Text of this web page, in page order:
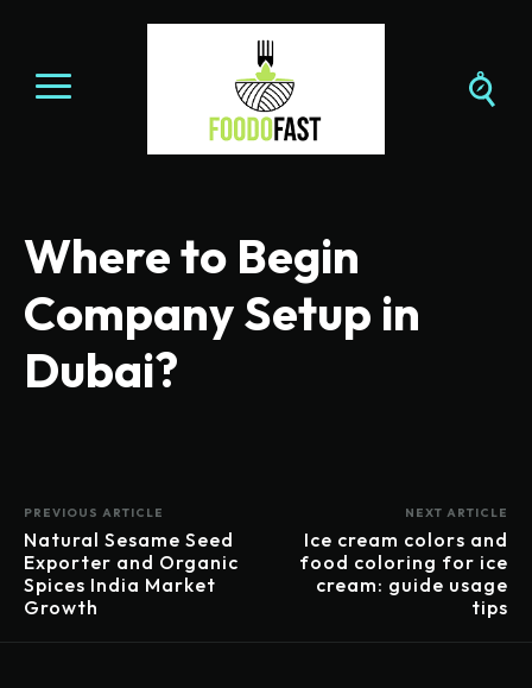
Where to Begin
Company Setup in
Dubai?
PREVIOUS ARTICLE
Natural Sesame Seed
Exporter and Organic
Spices India Market
Growth
NEXT ARTICLE
Ice cream colors and
food coloring for ice
cream: guide usage
tips